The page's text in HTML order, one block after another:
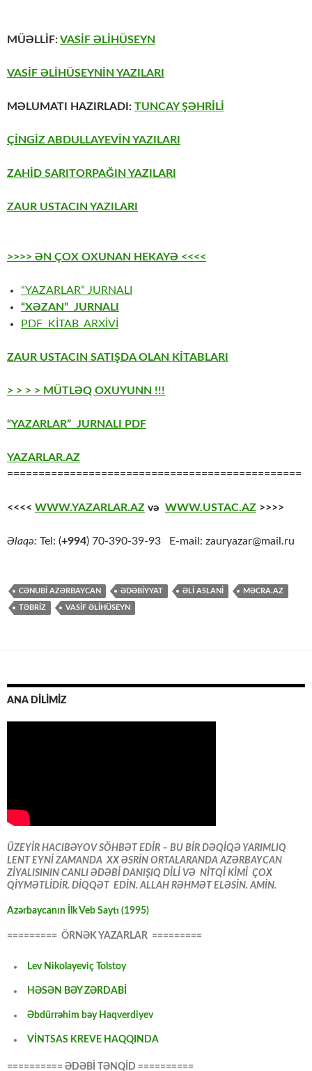
MÜƏLLİF:VASİF ƏLİHÜSEYN
VASİF ƏLİHÜSEYNİN YAZILARI
MƏLUMATI HAZIRLADI: TUNCAY ŞƏHRİLİ
ÇİNGİZ ABDULLAYEVİN YAZILARI
ZAHİD SARITORPAĞIN YAZILARI
ZAUR USTACIN YAZILARI
>>>> ƏN ÇOX OXUNAN HEKAYƏ <<<<
“YAZARLAR” JURNALI
“XƏZAN” JURNALI
PDF KİTAB ARXİVİ
ZAUR USTACIN SATIŞDA OLAN KİTABLARI
> > > > MÜTLƏQ OXUYUNN !!!
“YAZARLAR” JURNALI PDF
YAZARLAR.AZ
===============================================
<<<< WWW.YAZARLAR.AZ və WWW.USTAC.AZ >>>>
Əlaqə: Tel: (+994) 70-390-39-93 E-mail: zauryazar@mail.ru
CƏNUBİ AZƏRBAYCAN ƏDƏBİYYAT ƏLİ ASLANİ MƏCRA.AZ
TƏBRİZ VASIF ƏLIHÜSEYN
ANA DİLİMİZ
ÜZEYİR HACIBƏYOV SÖHBƏT EDİR – BU BİR DƏQİQƏ YARIMLIQ
LENT EYNİ ZAMANDA XX ƏSRİN ORTALARANDA AZƏRBAYCAN
ZİYALISININ CANLI ƏDƏBİ DANIŞIQ DİLİ VƏ NİTQİ KİMİ ÇOX
QİYMƏTLİDİR. DİQQƏT EDİN. ALLAH RƏHMƏT ELƏSİN. AMİN.
Azərbaycanın İlk Veb Saytı (1995)
========= ÖRNƏK YAZARLAR =========
Lev Nikolayeviç Tolstoy
HƏSƏN BƏY ZƏRDABİ
Əbdürrəhim bəy Haqverdiyev
VİNTSAS KREVE HAQQINDA
========== ƏDƏBİ TƏNQİD ==========